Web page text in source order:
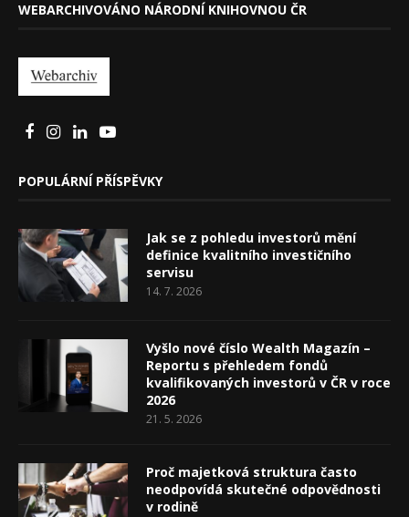
WEBARCHIVOVÁNO NÁRODNÍ KNIHOVNOU ČR
POPULÁRNÍ PŘÍSPĚVKY
Jak se z pohledu investorů mění
definice kvalitního investičního
servisu
14. 7. 2026
Vyšlo nové číslo Wealth Magazín –
Reportu s přehledem fondů
kvalifikovaných investorů v ČR v roce
2026
21. 5. 2026
Proč majetková struktura často
neodpovídá skutečné odpovědnosti
v rodině